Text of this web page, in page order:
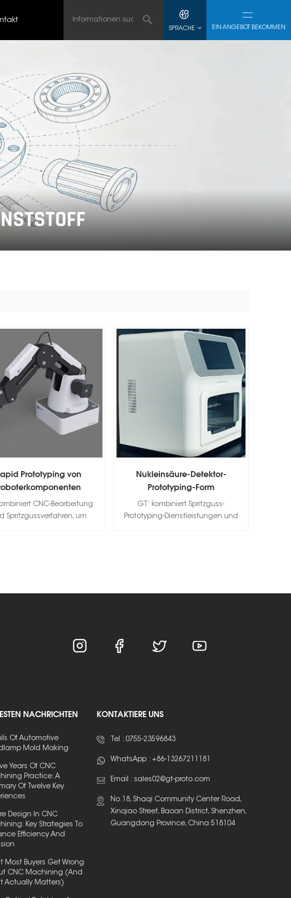
EIN ANGEBOT BEKOMMEN
SPRACHE
Prototyping von
CNC-Bearbeitung
Spritzgussverfahren, um
Nukleinsäure-Detektor-
Prototyping-Form
GT‘ kombiniert Spritzguss-
Prototyping-Dienstleistungen und
NACHRICHTEN
Of Automotive
Mold Making
Years Of CNC
Practice: A
Of Twelve Key
Design In CNC
Key Strategies To
Efficiency And
Most Buyers Get Wrong
CNC Machining (And
Actually Matters)
KONTAKTIERE UNS
Tel : 0755-23596843
WhatsApp : +86-13267211181
Email : sales02@gt-proto.com
No.18, Shaqi Community Center Road,
Xinqiao Street, Baoan District, Shenzhen,
Guangdong Province, China 518104